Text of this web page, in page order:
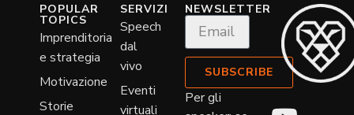
POPULAR
TOPICS
Imprenditoria
e strategia
Motivazione
Storie
SERVIZI
Speech
dal
vivo
Eventi
virtuali
NEWSLETTER
SUBSCRIBE
Per gli